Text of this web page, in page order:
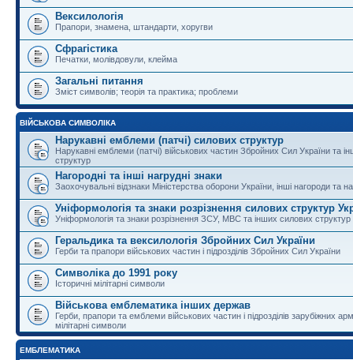
Вексилологія
Прапори, знамена, штандарти, хоругви
Сфрагістика
Печатки, молівдовули, клейма
Загальні питання
Зміст символів; теорія та практика; проблеми
ВІЙСЬКОВА СИМВОЛІКА
Нарукавні емблеми (патчі) силових структур
Нарукавні емблеми (патчі) військових частин Збройних Сил України та
структур
Нагородні та інші нагрудні знаки
Заохочувальні відзнаки Міністерства оборони України, інші нагороди та
Уніформологія та знаки розрізнення силових структур
Уніформологія та знаки розрізнення ЗСУ, МВС та інших силових структур
Геральдика та вексилологія Збройних Сил України
Герби та прапори військових частин і підрозділів Збройних Сил України
Символіка до 1991 року
Історичні мілітарні символи
Військова емблематика інших держав
Герби, прапори та емблеми військових частин і підрозділів зарубіжних
мілітарні символи
ЕМБЛЕМАТИКА